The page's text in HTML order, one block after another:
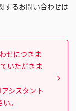
するお問い合わせは
せにつきま
いただきま
シスタント
。